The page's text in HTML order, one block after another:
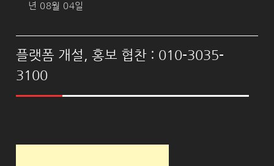
년 08월 04일
플랫폼 개설, 홍보 협찬 : 010-3035-
3100